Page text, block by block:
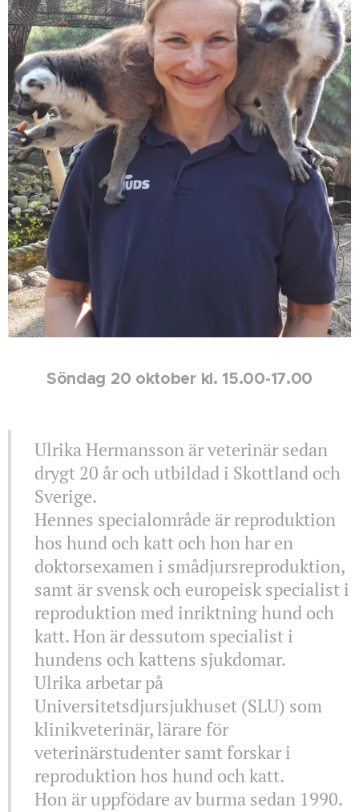
Söndag 20 oktober kl. 15.00-17.00
Ulrika Hermansson är veterinär sedan
drygt 20 år och utbildad i Skottland och
Sverige.
Hennes specialområde är reproduktion
hos hund och katt och hon har en
doktorsexamen i smådjursreproduktion,
samt är svensk och europeisk specialist i
reproduktion med inriktning hund och
katt. Hon är dessutom specialist i
hundens och kattens sjukdomar.
Ulrika arbetar på
Universitetsdjursjukhuset (SLU) som
klinikveterinär, lärare för
veterinärstudenter samt forskar i
reproduktion hos hund och katt.
Hon är uppfödare av burma sedan 1990.